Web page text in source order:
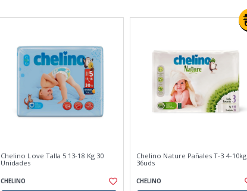
Chelino Love Talla 5 13-18 Kg 30
Unidades
CHELINO
Chelino Nature Pañales T-3 4-10kg
36uds
CHELINO